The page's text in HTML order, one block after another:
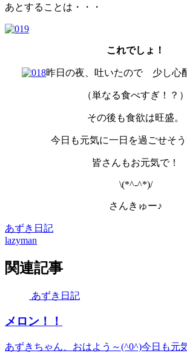
あとすることは・・・
これでしょ！
昨日の夜、吐いたので 少し心
（単なる食べすぎ！？）
その後も食欲は旺盛。
今日も元気に一日を過ごせそ
皆さんもお元気で！
\(*^-^*)/
さんきゅー♪
あずき日記
lazyman
関連記事
あずき日記
メロン！！
あずきちゃん、おはよう～(^0^)今日も元